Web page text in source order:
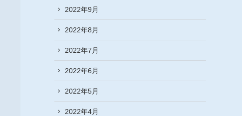
2022年9月
2022年8月
2022年7月
2022年6月
2022年5月
2022年4月